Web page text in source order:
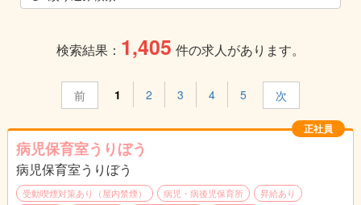
検索結果： 1,405 件の求人があります。
前 1 2 3 4 5 次
正社員
病児保育室うりぼう
病児保育室うりぼう
受動喫煙対策あり（屋内禁煙） 病児・病後児保育所
昇給あり